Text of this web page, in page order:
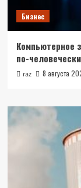
Бизнес
Компьютерное
по-человечески
raz 8 августа